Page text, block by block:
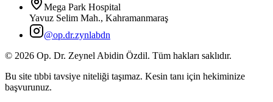
Mega Park Hospital
Yavuz Selim Mah., Kahramanmaraş
@op.dr.zynlabdn
© 2026 Op. Dr. Zeynel Abidin Özdil. Tüm hakları saklıdır.
Bu site tıbbi tavsiye niteliği taşımaz. Kesin tanı için hekiminize
başvurunuz.